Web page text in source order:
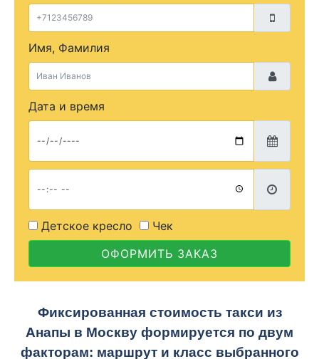
Имя, Фамилия
Дата и время
Детское кресло
Чек
ОФОРМИТЬ ЗАКАЗ
Фиксированная стоимость такси из
Анапы в Москву формируется по двум
факторам: маршрут и класс выбранного